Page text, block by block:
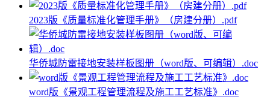
2023版《质量标准化管理手册》（房建分册）.pdf
华侨城防雷接地安装样板图册（word版、可编辑）.doc
word版《景观工程管理流程及施工工艺标准》.doc